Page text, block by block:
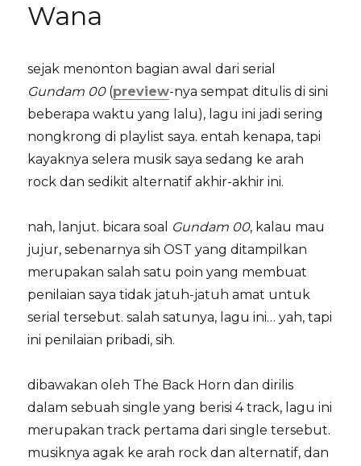
Wana
sejak menonton bagian awal dari serial
Gundam 00(preview-nya sempat ditulis di sini
beberapa waktu yang lalu), lagu ini jadi sering
nongkrong di playlist saya. entah kenapa, tapi
kayaknya selera musik saya sedang ke arah
rock dan sedikit alternatif akhir-akhir ini.
nah, lanjut. bicara soal Gundam 00, kalau mau
jujur, sebenarnya sih OST yang ditampilkan
merupakan salah satu poin yang membuat
penilaian saya tidak jatuh-jatuh amat untuk
serial tersebut. salah satunya, lagu ini… yah, tapi
ini penilaian pribadi, sih.
dibawakan oleh The Back Horn dan dirilis
dalam sebuah single yang berisi 4 track, lagu ini
merupakan track pertama dari single tersebut.
musiknya agak ke arah rock dan alternatif, dan